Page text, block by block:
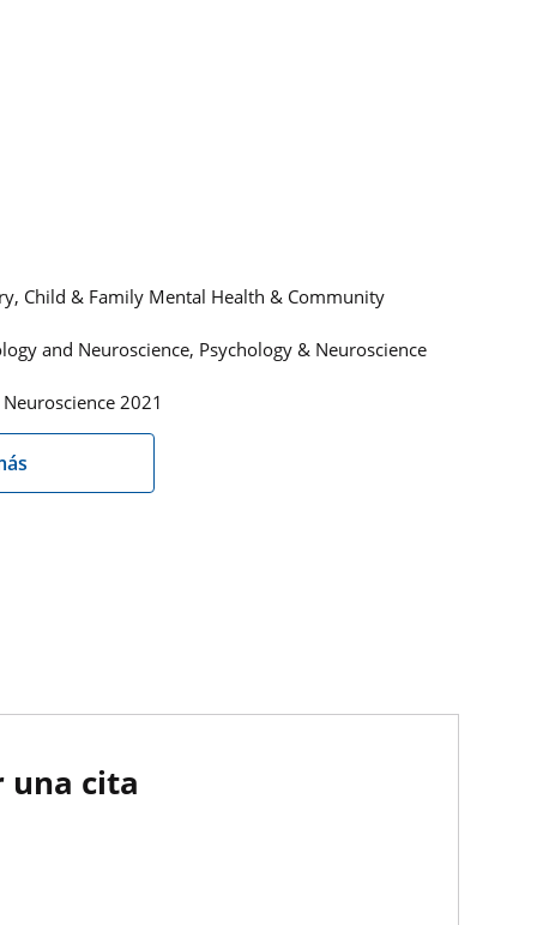
Child & Family Mental Health & Community
and Neuroscience, Psychology & Neuroscience
2021
una cita